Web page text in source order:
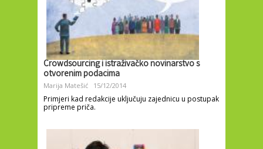
Crowdsourcing i istraživačko novinarstvo s
otvorenim podacima
Marija Matešić 15/12/2014
Primjeri kad redakcije uključuju zajednicu u postupak
pripreme priča.